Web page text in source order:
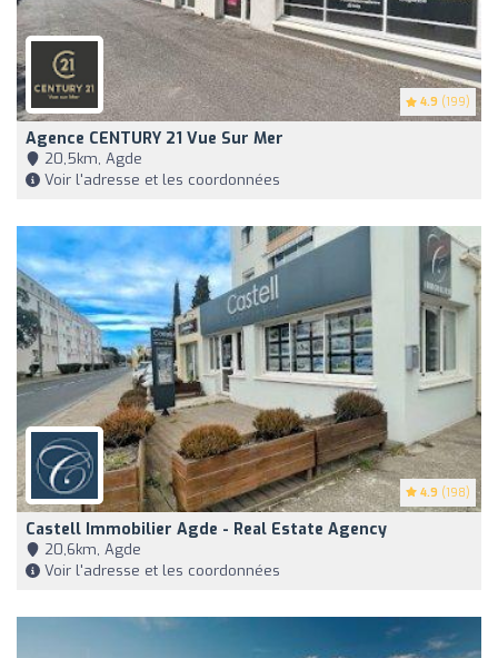
4.9 (199)
Agence CENTURY 21 Vue Sur Mer
20,5km, Agde
Voir l'adresse et les coordonnées
4.9 (198)
Castell Immobilier Agde - Real Estate Agency
20,6km, Agde
Voir l'adresse et les coordonnées